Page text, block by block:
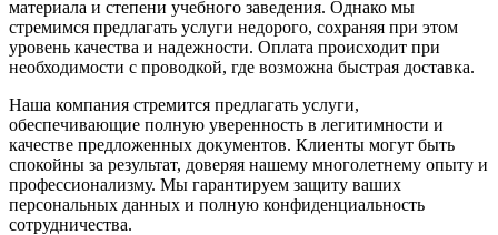
материала и степени учебного заведения. Однако мы
стремимся предлагать услуги недорого, сохраняя при этом
уровень качества и надежности. Оплата происходит при
необходимости с проводкой, где возможна быстрая доставка.
Наша компания стремится предлагать услуги,
обеспечивающие полную уверенность в легитимности и
качестве предложенных документов. Клиенты могут быть
спокойны за результат, доверяя нашему многолетнему опыту и
профессионализму. Мы гарантируем защиту ваших
персональных данных и полную конфиденциальность
сотрудничества.